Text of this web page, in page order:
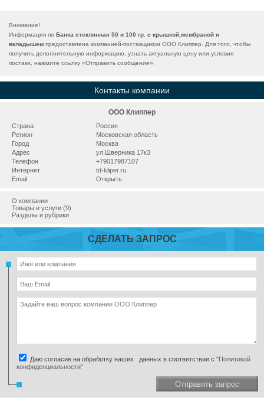
Внимание!
Информация по Банка стеклянная 50 и 100 гр. с крышкой,мембраной и
вкладышем предоставлена компанией-поставщиком ООО Клиппер. Для того, чтобы
получить дополнительную информацию, узнать актуальную цену или условия
постаки, нажмите ссылку «Отправить сообщение».
Контакты компании
ООО Клиппер
Страна
Россия
Регион
Московская область
Город
Москва
Адрес
ул.Шверника 17к3
Телефон
+79017987107
Интернет
td-kliper.ru
Email
Открыть
О компании
Товары и услуги (9)
Разделы и рубрики
СДЕЛАТЬ ЗАПРОС
Даю согласие на обработку наших данных в соответствии с "Политикой
конфиденциальности"
Отправить запрос